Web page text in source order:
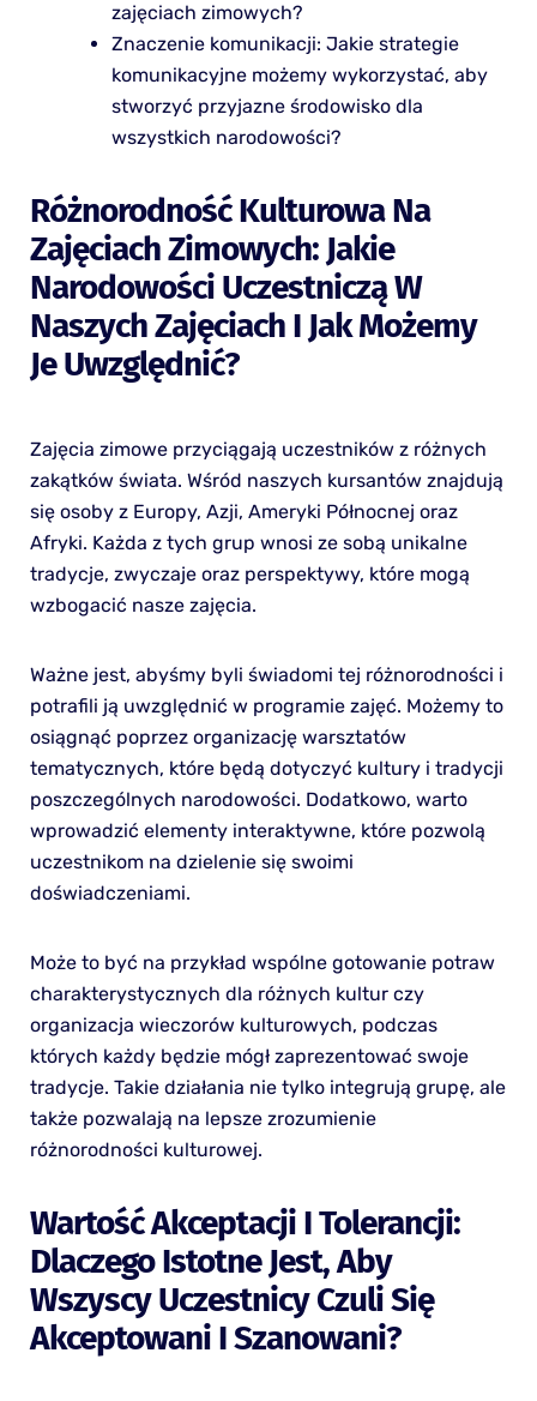
zajęciach zimowych?
Znaczenie komunikacji: Jakie strategie
komunikacyjne możemy wykorzystać, aby
stworzyć przyjazne środowisko dla
wszystkich narodowości?
Różnorodność Kulturowa Na
Zajęciach Zimowych: Jakie
Narodowości Uczestniczą W
Naszych Zajęciach I Jak Możemy
Je Uwzględnić?
Zajęcia zimowe przyciągają uczestników z różnych
zakątków świata. Wśród naszych kursantów znajdują
się osoby z Europy, Azji, Ameryki Północnej oraz
Afryki. Każda z tych grup wnosi ze sobą unikalne
tradycje, zwyczaje oraz perspektywy, które mogą
wzbogacić nasze zajęcia.
Ważne jest, abyśmy byli świadomi tej różnorodności i
potrafili ją uwzględnić w programie zajęć. Możemy to
osiągnąć poprzez organizację warsztatów
tematycznych, które będą dotyczyć kultury i tradycji
poszczególnych narodowości. Dodatkowo, warto
wprowadzić elementy interaktywne, które pozwolą
uczestnikom na dzielenie się swoimi
doświadczeniami.
Może to być na przykład wspólne gotowanie potraw
charakterystycznych dla różnych kultur czy
organizacja wieczorów kulturowych, podczas
których każdy będzie mógł zaprezentować swoje
tradycje. Takie działania nie tylko integrują grupę, ale
także pozwalają na lepsze zrozumienie
różnorodności kulturowej.
Wartość Akceptacji I Tolerancji:
Dlaczego Istotne Jest, Aby
Wszyscy Uczestnicy Czuli Się
Akceptowani I Szanowani?